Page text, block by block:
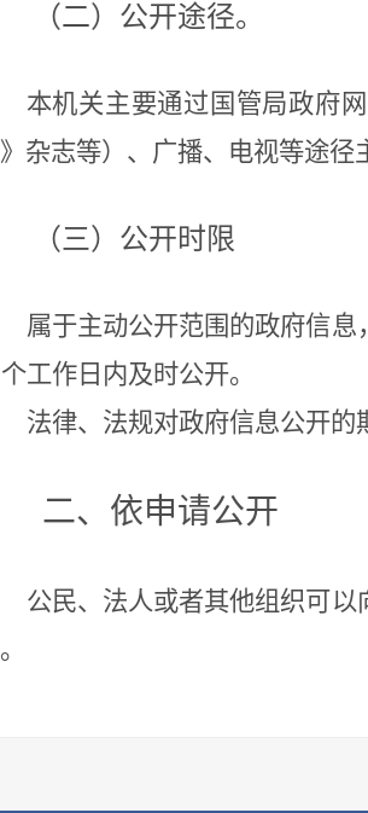
（二）公开途径。
本机关主要通过国管局政府
杂志等）、广播、电视等途径
（三）公开时限
属于主动公开范围的政府信
工作日内及时公开。
法律、法规对政府信息公开的
二、依申请公开
公民、法人或者其他组织可